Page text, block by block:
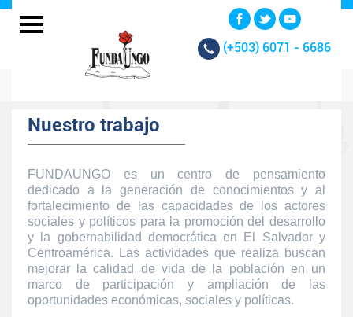
(+503) 6071 - 6686
Nuestro trabajo
FUNDAUNGO es un centro de pensamiento
dedicado a la generación de conocimientos y al
fortalecimiento de las capacidades de los actores
sociales y políticos para la promoción del desarrollo
y la gobernabilidad democrática en El Salvador y
Centroamérica. Las actividades que realiza buscan
mejorar la calidad de vida de la población en un
marco de participación y ampliación de las
oportunidades económicas, sociales y políticas.